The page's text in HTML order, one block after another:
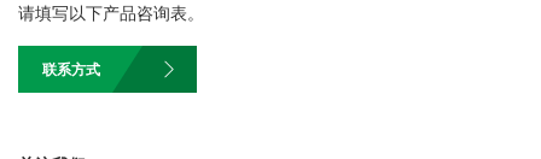
请填写以下产品咨询表。
联系方式